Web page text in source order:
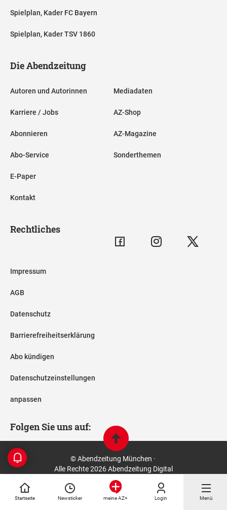
Startseite Newsticker meine AZ+ Login Menü
Spielplan, Kader FC Bayern
Spielplan, Kader TSV 1860
Die Abendzeitung
Autoren und Autorinnen
Karriere / Jobs
Abonnieren
Abo-Service
E-Paper
Kontakt
Mediadaten
AZ-Shop
AZ-Magazine
Sonderthemen
Rechtliches
Impressum
AGB
Datenschutz
Barrierefreiheitserklärung
Abo kündigen
Datenschutzeinstellungen
anpassen
Folgen Sie uns auf:
© Abendzeitung München ·
Alle Rechte 2026 Abendzeitung Digital